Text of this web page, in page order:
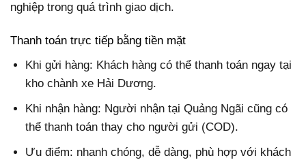
nghiệp trong quá trình giao dịch.
Thanh toán trực tiếp bằng tiền mặt
Khi gửi hàng: Khách hàng có thể thanh toán ngay tại
kho chành xe Hải Dương.
Khi nhận hàng: Người nhận tại Quảng Ngãi cũng có
thể thanh toán thay cho người gửi (COD).
Ưu điểm: nhanh chóng, dễ dàng, phù hợp với khách